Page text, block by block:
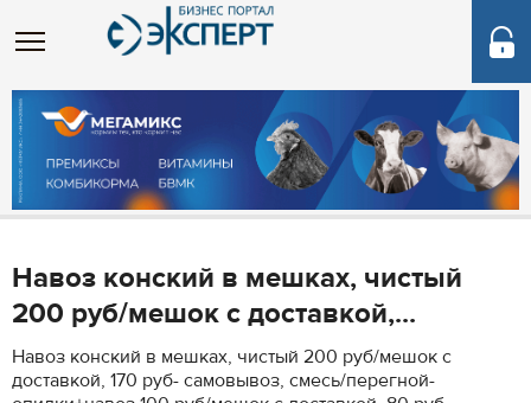
Навоз конский в мешках, чистый
200 руб/мешок с доставкой,...
Навоз конский в мешках, чистый 200 руб/мешок с
доставкой, 170 руб- самовывоз, смесь/перегной-